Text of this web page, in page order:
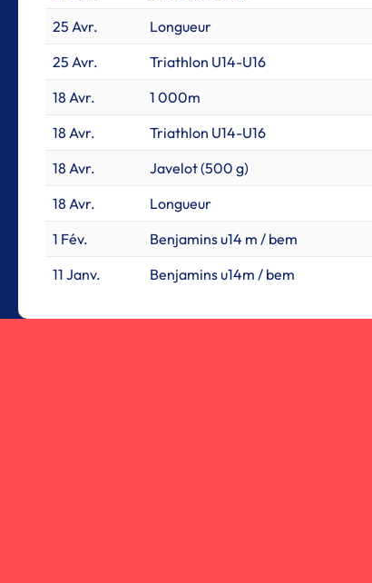
25 Avr.
Longueur
25 Avr.
Triathlon U14-U16
18 Avr.
1 000m
18 Avr.
Triathlon U14-U16
18 Avr.
Javelot (500 g)
18 Avr.
Longueur
1 Fév.
Benjamins u14 m / bem
11 Janv.
Benjamins u14m / bem